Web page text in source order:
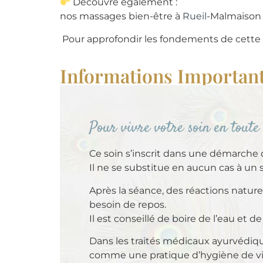
Découvre également :
nos massages bien-être à Rueil -Malmaison
Pour approfondir les fondements de cette
Informations
Pour vivre votre soin en
Ce soin s’inscrit dans une
Il ne se substitue en aucun cas à un
Après la séance, des réactions
besoin de repos.
Il est conseillé de boire de l’eau et
Dans les traités médicaux
comme une pratique d’hygiène de